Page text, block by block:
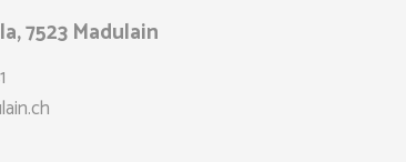
7523 Madulain